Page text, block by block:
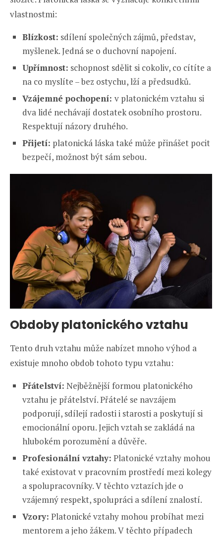
vlastnostmi:
Blízkost: sdílení společných zájmů, představ,
myšlenek. Jedná se o duchovní napojení.
Upřímnost: schopnost sdělit si cokoliv, co cítíte a
na co myslíte – bez ostychu, lží a předsudků.
Vzájemné pochopení: v platonickém vztahu si
dva lidé nechávají dostatek osobního prostoru.
Respektují názory druhého.
Přijetí: platonická láska také může přinášet pocit
bezpečí, možnost být sám sebou.
Obdoby platonického vztahu
Tento druh vztahu může nabízet mnoho výhod a
existuje mnoho obdob tohoto typu vztahu:
Přátelství: Nejběžnější formou platonického
vztahu je přátelství. Přátelé se navzájem
podporují, sdílejí radosti i starosti a poskytují si
emocionální oporu. Jejich vztah se zakládá na
hlubokém porozumění a důvěře.
Profesionální vztahy: Platonické vztahy mohou
také existovat v pracovním prostředí mezi kolegy
a spolupracovníky. V těchto vztazích jde o
vzájemný respekt, spolupráci a sdílení znalostí.
Vzory: Platonické vztahy mohou probíhat mezi
mentorem a jeho žákem. V těchto případech